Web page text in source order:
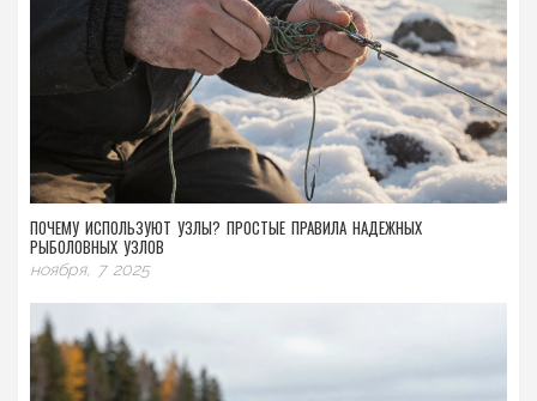
ПОЧЕМУ ИСПОЛЬЗУЮТ УЗЛЫ? ПРОСТЫЕ ПРАВИЛА НАДЕЖНЫХ
РЫБОЛОВНЫХ УЗЛОВ
ноября, 7 2025